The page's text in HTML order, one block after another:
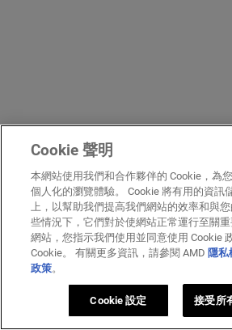
Cookie 聲明
本網站使用我們和合作夥伴的 Cookie，為
個人化的瀏覽體驗。 Cookie 將有用的資訊
上，以幫助我們提高我們網站的效率和與
些情況下，它們對於使網站正常運行至關
網站，您指示我們使用並同意使用 Cookie
Cookie。 有關更多資訊，請參閱 AMD 隱私
政策。
Cookie 設定 接受所